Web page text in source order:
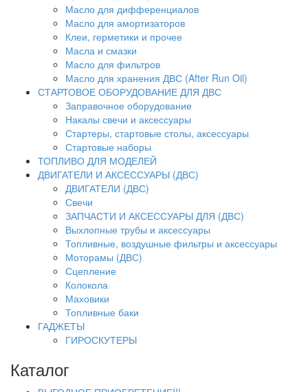
Масло для дифференциалов
Масло для амортизаторов
Клеи, герметики и прочее
Масла и смазки
Масло для фильтров
Масло для хранения ДВС (After Run Oil)
СТАРТОВОЕ ОБОРУДОВАНИЕ ДЛЯ ДВС
Заправочное оборудование
Накалы свечи и аксессуары
Стартеры, стартовые столы, аксессуары
Стартовые наборы
ТОПЛИВО ДЛЯ МОДЕЛЕЙ
ДВИГАТЕЛИ И АКСЕССУАРЫ (ДВС)
ДВИГАТЕЛИ (ДВС)
Свечи
ЗАПЧАСТИ И АКСЕССУАРЫ ДЛЯ (ДВС)
Выхлопные трубы и аксессуары
Топливные, воздушные фильтры и аксессуары
Моторамы (ДВС)
Сцепление
Колокола
Маховики
Топливные баки
ГАДЖЕТЫ
ГИРОСКУТЕРЫ
Каталог